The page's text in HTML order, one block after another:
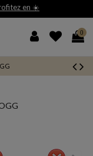
☀️
0